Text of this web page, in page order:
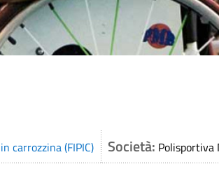
carrozzina (FIPIC) Società: Polisportiva